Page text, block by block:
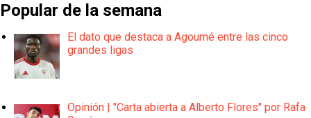
Popular de la semana
El dato que destaca a Agoumé entre las cinco
grandes ligas
Opinión | "Carta abierta a Alberto Flores" por Rafa